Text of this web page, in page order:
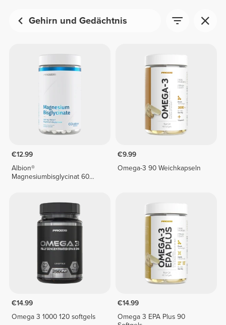
Gehirn und Gedächtnis
€12.99
Albion®
Magnesiumbisglycinat 60
€9.99
Omega-3 90 Weichkapseln
€14.99
Omega 3 1000 120 softgels
€14.99
Omega 3 EPA Plus 90